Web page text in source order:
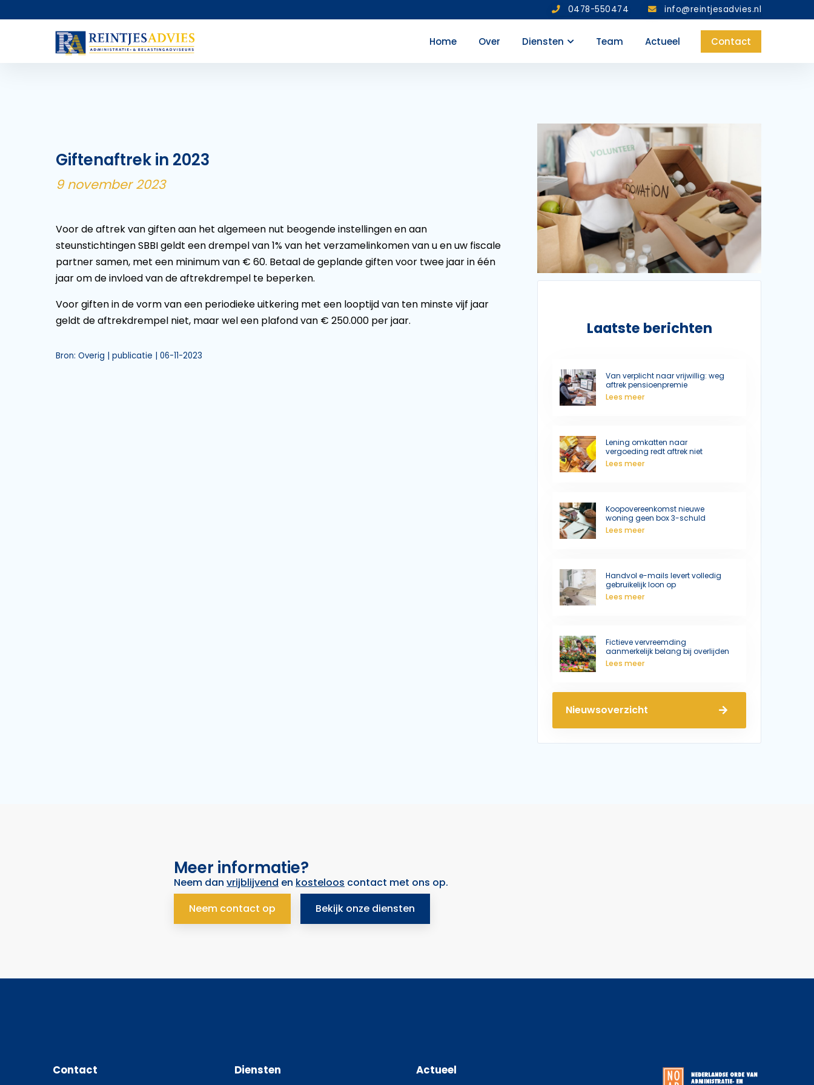
0478-550474 info@reintjesadvies.nl
Home Over Diensten Team Actueel Contact
Giftenaftrek in 2023
9 november 2023
Voor de aftrek van giften aan het algemeen nut beogende instellingen en aan
steunstichtingen SBBI geldt een drempel van 1% van het verzamelinkomen van u en uw fiscale
partner samen, met een minimum van € 60. Betaal de geplande giften voor twee jaar in één
jaar om de invloed van de aftrekdrempel te beperken.
Voor giften in de vorm van een periodieke uitkering met een looptijd van ten minste vijf jaar
geldt de aftrekdrempel niet, maar wel een plafond van € 250.000 per jaar.
Bron: Overig | publicatie | 06-11-2023
Laatste berichten
Van verplicht naar vrijwillig: weg
aftrek pensioenpremie
Lees meer
Lening omkatten naar
vergoeding redt aftrek niet
Lees meer
Koopovereenkomst nieuwe
woning geen box 3-schuld
Lees meer
Handvol e-mails levert volledig
gebruikelijk loon op
Lees meer
Fictieve vervreemding
aanmerkelijk belang bij overlijden
Lees meer
Nieuwsoverzicht
Meer informatie?
Neem dan vrijblijvend en kosteloos contact met ons op.
Neem contact op
Bekijk onze diensten
Contact Diensten Actueel